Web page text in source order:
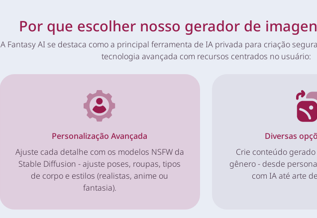
Por que escolher nosso gerador de
A Fantasy AI se destaca como a principal ferramenta de IA privada para criação
tecnologia avançada com recursos centrados no usuário:
Personalização Avançada
Ajuste cada detalhe com os modelos NSFW da
Stable Diffusion - ajuste poses, roupas, tipos
de corpo e estilos (realistas, anime ou
fantasia).
Diversas
Crie conteúdo
gênero - desde
com IA até arte